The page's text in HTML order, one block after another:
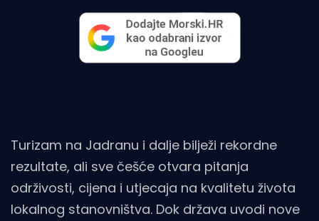
Turizam na Jadranu i dalje bilježi rekordne
rezultate, ali sve češće otvara pitanja
održivosti, cijena i utjecaja na kvalitetu života
lokalnog stanovništva. Dok država uvodi nove